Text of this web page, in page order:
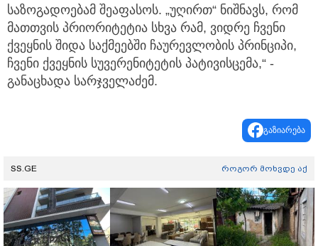
საზოგადოებამ შეაფასოს. „უღირთ“ ნიშნავს, რომ
მათთვის პრიორიტეტია სხვა რამ, ვიდრე ჩვენი
ქვეყნის შიდა საქმეებში ჩაურევლობის პრინციპი,
ჩვენი ქვეყნის სუვერენიტეტის პატივისცემა,“ -
განაცხადა სარჯველაძემ.
გაზიარება
SS.GE როგორ მოხვდე აქ